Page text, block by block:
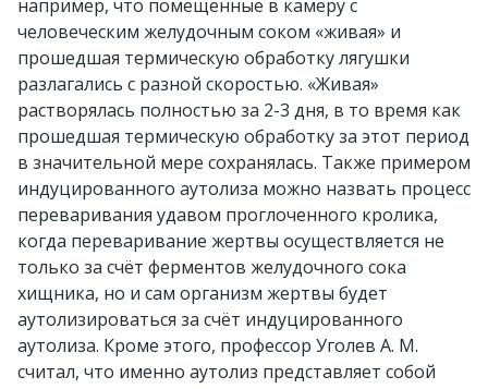
например, что помещённые в камеру с
человеческим желудочным соком «живая» и
прошедшая термическую обработку лягушки
разлагались с разной скоростью. «Живая»
растворялась полностью за 2-3 дня, в то время как
прошедшая термическую обработку за этот период
в значительной мере сохранялась. Также примером
индуцированного аутолиза можно назвать процесс
переваривания удавом проглоченного кролика,
когда переваривание жертвы осуществляется не
только за счёт ферментов желудочного сока
хищника, но и сам организм жертвы будет
аутолизироваться за счёт индуцированного
аутолиза. Кроме этого, профессор Уголев А. М.
считал, что именно аутолиз представляет собой